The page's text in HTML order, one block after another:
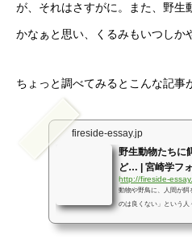
が、それはさすがに。また、野生
かなぁと思い、くるみもいつしか
ちょっと調べてみるとこんな記事
fireside-essay.jp
野生動物たちに
ど… | 宮崎学フ
http://fireside-
動物や野鳥に、人間が餌
のは良くない」という人
た目に見える「餌づけ」